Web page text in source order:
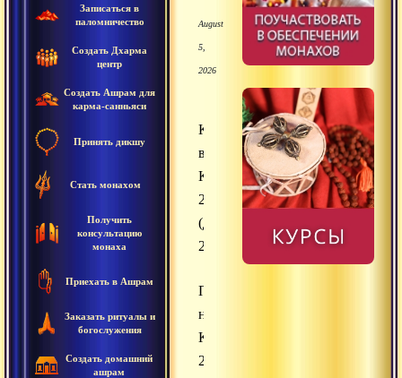
Записаться в
паломничество
Создать Дхарма
центр
Создать Ашрам для
карма-санньяси
Принять дикшу
Стать монахом
Получить
консультацию
монаха
Приехать в Ашрам
Заказать ритуалы и
богослужения
Создать домашний
ашрам
August
5,
2026
Кора
вокруг
Кайласа
2012
(день
2)
Паломничество
на
Кайлас
2012